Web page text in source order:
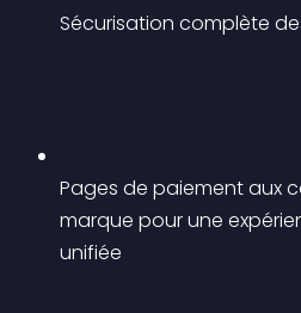
Sécurisation complète
Pages de paiement aux
marque pour une
unifiée